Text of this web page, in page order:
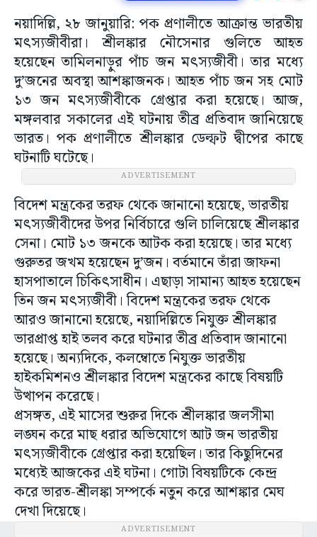
নয়াদিল্লি, ২৮ জানুয়ারি: পক প্রণালীতে আক্রান্ত ভারতীয়
মৎস্যজীবীরা। শ্রীলঙ্কার নৌসেনার গুলিতে আহত
হয়েছেন তামিলনাড়ুর পাঁচ জন মৎস্যজীবী। তার মধ্যে
দু’জনের অবস্থা আশঙ্কাজনক। আহত পাঁচ জন সহ মোট
১৩ জন মৎস্যজীবীকে গ্রেপ্তার করা হয়েছে। আজ,
মঙ্গলবার সকালের এই ঘটনায় তীব্র প্রতিবাদ জানিয়েছে
ভারত। পক প্রণালীতে শ্রীলঙ্কার ডেল্ফট দ্বীপের কাছে
ঘটনাটি ঘটেছে।
ADVERTISEMENT
বিদেশ মন্ত্রকের তরফ থেকে জানানো হয়েছে, ভারতীয়
মৎস্যজীবীদের উপর নির্বিচারে গুলি চালিয়েছে শ্রীলঙ্কার
সেনা। মোট ১৩ জনকে আটক করা হয়েছে। তার মধ্যে
গুরুতর জখম হয়েছেন দু’জন। বর্তমানে তাঁরা জাফনা
হাসপাতালে চিকিৎসাধীন। এছাড়া সামান্য আহত হয়েছেন
তিন জন মৎস্যজীবী। বিদেশ মন্ত্রকের তরফ থেকে
আরও জানানো হয়েছে, নয়াদিল্লিতে নিযুক্ত শ্রীলঙ্কার
ভারপ্রাপ্ত হাই তলব করে ঘটনার তীব্র প্রতিবাদ জানানো
হয়েছে। অন্যদিকে, কলম্বোতে নিযুক্ত ভারতীয়
হাইকমিশনও শ্রীলঙ্কার বিদেশ মন্ত্রকের কাছে বিষয়টি
উত্থাপন করেছে।
প্রসঙ্গত, এই মাসের শুরুর দিকে শ্রীলঙ্কার জলসীমা
লঙ্ঘন করে মাছ ধরার অভিযোগে আট জন ভারতীয়
মৎস্যজীবীকে গ্রেপ্তার করা হয়েছিল। তার কিছুদিনের
মধ্যেই আজকের এই ঘটনা। গোটা বিষয়টিকে কেন্দ্র
করে ভারত-শ্রীলঙ্কা সম্পর্কে নতুন করে আশঙ্কার মেঘ
দেখা দিয়েছে।
ADVERTISEMENT